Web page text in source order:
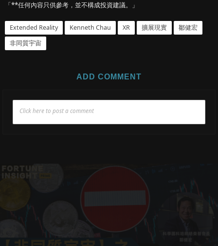
「**任何內容只供參考，並不構成投資建議。」
Extended Reality Kenneth Chau XR 擴展現實
鄒健宏
非同質宇宙
ADD COMMENT
Click here to post a comment